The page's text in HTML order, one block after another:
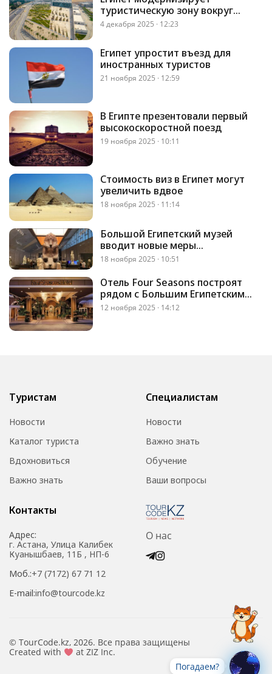
туристическую зону вокруг
пирамид Гизы
4 декабря 2025 · 12:23
Египет упростит въезд для
иностранных туристов
21 ноября 2025 · 12:59
В Египте презентовали первый
высокоскоростной поезд
19 ноября 2025 · 10:11
Стоимость виз в Египет могут
увеличить вдвое
18 ноября 2025 · 11:14
Большой Египетский музей
вводит новые меры
регулирования потоков
18 ноября 2025 · 10:51
Отель Four Seasons построят
рядом с Большим Египетским
музеем
12 ноября 2025 · 14:12
Туристам
Новости
Каталог туриста
Вдохновиться
Важно знать
Специалистам
Новости
Важно знать
Обучение
Ваши вопросы
Контакты
Адрес:
г. Астана, Улица Калибек
Куанышбаев, 11Б , НП-6
Моб.:+7 (7172) 67 71 12
E-mail:info@tourcode.kz
О нас
© TourCode.kz, 2026. Все права защищены
Created with
at ZIZ Inc.
Погадаем?